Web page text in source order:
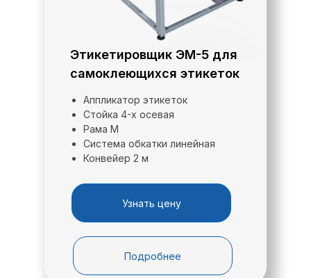
Обеспечивает выдачу этикетки (отделение
от подложки). Изготавливается в двух
типоразмерах (в зависимости от высоты 150
мм/250 мм этикетки).
Получить коммерческое предложение
Этикетировщик ЭМ-5 для
самоклеющихся этикеток
Аппликатор этикеток
Стойка 4-х осевая
Рама М
Система обкатки линейная
Конвейер 2 м
Узнать цену
Подробнее